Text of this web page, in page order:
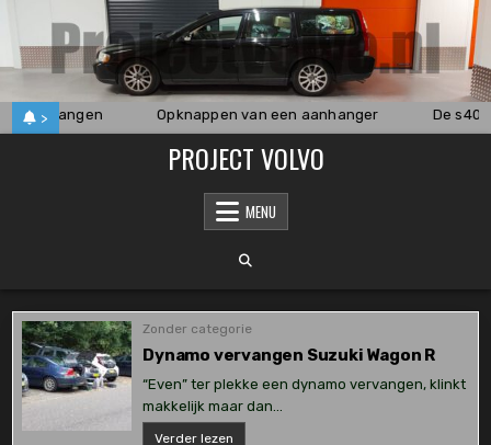
content
>
vervangen Opknappen van een aanhanger De s40
PROJECT VOLVO
MENU
Zonder categorie
Dynamo vervangen Suzuki Wagon R
“Even” ter plekke een dynamo vervangen, klinkt
makkelijk maar dan…
Verder lezen